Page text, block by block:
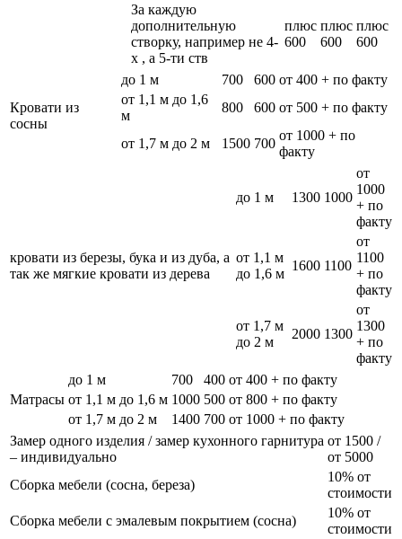
За каждую
дополнительную
створку, например не 4-
х , а 5-ти ств
плюс
600
плюс
600
плюс
600
Кровати из
сосны
до 1 м 700 600 от 400 + по факту
от 1,1 м до 1,6
м
800 600 от 500 + по факту
от 1,7 м до 2 м 1500 700
от 1000 + по
факту
кровати из березы, бука и из дуба, а
так же мягкие кровати из дерева
до 1 м 1300 1000
от
1000
+ по
факту
от 1,1 м
до 1,6 м
1600 1100
от
1100
+ по
факту
от 1,7 м
до 2 м
2000 1300
от
1300
+ по
факту
Матрасы
до 1 м 700 400 от 400 + по факту
от 1,1 м до 1,6 м 1000 500 от 800 + по факту
от 1,7 м до 2 м
1400 700 от 1000 + по факту
Замер одного изделия / замер кухонного гарнитура
– индивидуально
от 1500 /
от 5000
Сборка мебели (сосна, береза)
10% от
стоимости
Сборка мебели с эмалевым покрытием (сосна)
10% от
стоимости